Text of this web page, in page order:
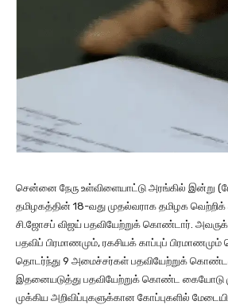
சென்னை நேரு உள்விளையாட்டு அரங்கில் இன்று
தமிழகத்தின் 18-வது முதல்வராக தமிழக
சி.ஜோசப் விஜய் பதவியேற்றுக் கொண்டார்.
பதவிப் பிரமாணமும், ரகசியக் காப்புப்
தொடர்ந்து 9 அமைச்சர்கள் பதவியேற்றுக்
இதனையடுத்து பதவியேற்றுக் கொண்ட கையோடு
முக்கிய அறிவிப்புகளுக்கான கோப்புகளில்